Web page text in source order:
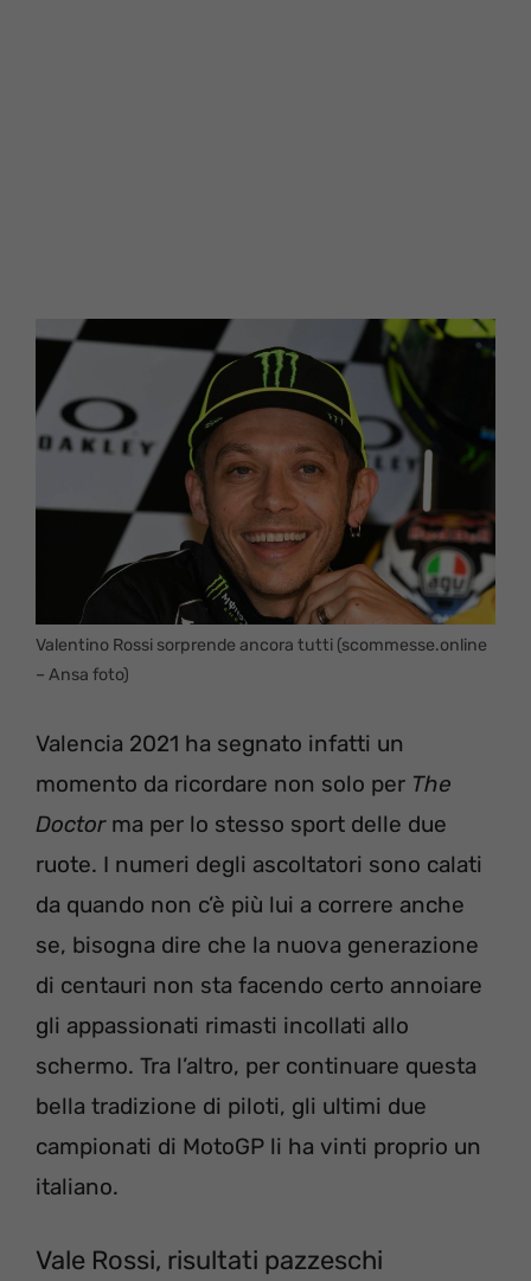
Valentino Rossi sorprende ancora tutti (scommesse.online
– Ansa foto)
Valencia 2021 ha segnato infatti un
momento da ricordare non solo per The
Doctorma per lo stesso sport delle due
ruote. I numeri degli ascoltatori sono calati
da quando non c’è più lui a correre anche
se, bisogna dire che la nuova generazione
di centauri non sta facendo certo annoiare
gli appassionati rimasti incollati allo
schermo. Tra l’altro, per continuare questa
bella tradizione di piloti, gli ultimi due
campionati di MotoGP li ha vinti proprio un
italiano.
Vale Rossi, risultati pazzeschi